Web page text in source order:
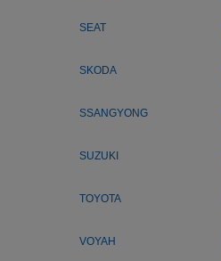
SEAT
SKODA
SSANGYONG
SUZUKI
TOYOTA
VOYAH